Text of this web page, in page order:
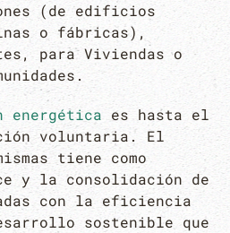
(de edificios
o fábricas),
para Viviendas o
es hasta el
voluntaria. El
tiene como
y la consolidación de
con la eficiencia
sostenible que